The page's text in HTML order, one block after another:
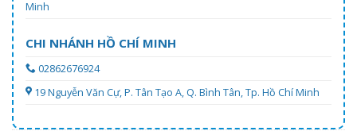
Minh
CHI NHÁNH HỒ CHÍ MINH
02862676924
19 Nguyễn Văn Cự, P. Tân Tạo A, Q. Bình Tân, Tp. Hồ Chí Minh